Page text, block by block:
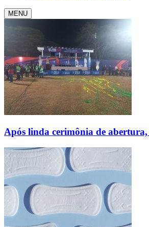
MENU
Após linda cerimônia de